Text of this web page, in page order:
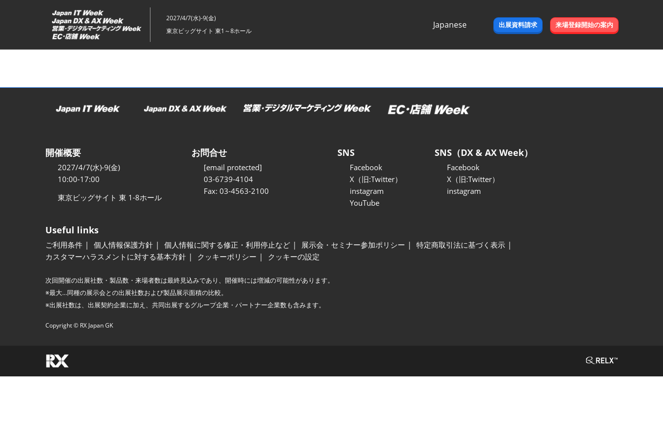
ッ
2027/4/7(水)-9(金)
東京ビッグサイト 東1～8ホール
Japanese
出展資料請求 来場登録開始の案内
開催概要
2027/4/7(水)-9(金)
10:00-17:00
東京ビッグサイト 東 1-8ホール
お問合せ
[email protected]
03-6739-4104
Fax: 03-4563-2100
SNS
Facebook
X（旧:Twitter）
instagram
YouTube
SNS（DX & AX Week）
Facebook
X（旧:Twitter）
instagram
Useful links
ご利用条件 個人情報保護方針 個人情報に関する修正・利用停止など 展示会・セミナー参加ポリシー
特定商取引法に基づく表示
カスタマーハラスメントに対する基本方針
クッキーポリシー クッキーの設定
次回開催の出展社数・製品数・来場者数は最終見込みであり、開催時には増減の可能性があります。
※最大…同種の展示会との出展社数および製品展示面積の比較。
※出展社数は、出展契約企業に加え、共同出展するグループ企業・パートナー企業数も含みます。
Copyright © RX Japan GK